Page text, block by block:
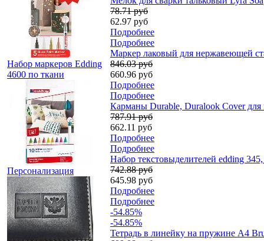
Набор маркеров Edding
4600 по ткани
Персонализация
78.71 руб
62.97 руб
Подробнее
Подробнее
Маркер лаковый для нержавеющей
846.03 руб
660.96 руб
Подробнее
Подробнее
Карманы Durable, Duralook Cover для
787.91 руб
662.11 руб
Подробнее
Подробнее
Набор текстовыделителей edding
742.88 руб
645.98 руб
Подробнее
Подробнее
-54.85%
-54.85%
Тетрадь в линейку на пружине А4